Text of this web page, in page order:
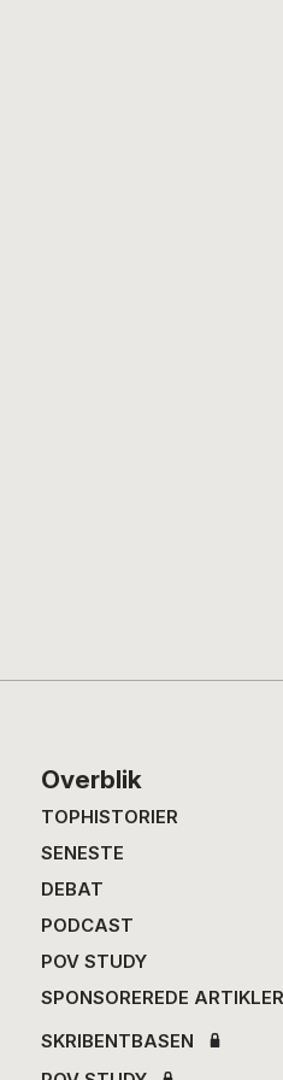
Footer
Overblik
TOPHISTORIER
SENESTE
DEBAT
PODCAST
POV STUDY
SPONSOREREDE ARTIKLER
SKRIBENTBASEN